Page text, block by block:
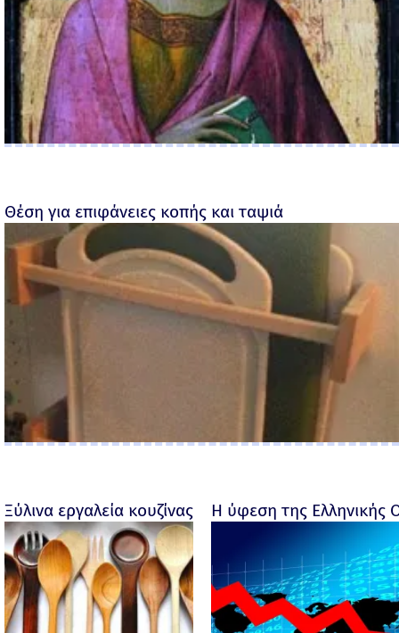
Θέση για επιφάνειες κοπής και ταψιά
Ξύλινα εργαλεία κουζίνας με προσωπικότητα
Η ύφεση της Ελληνικής